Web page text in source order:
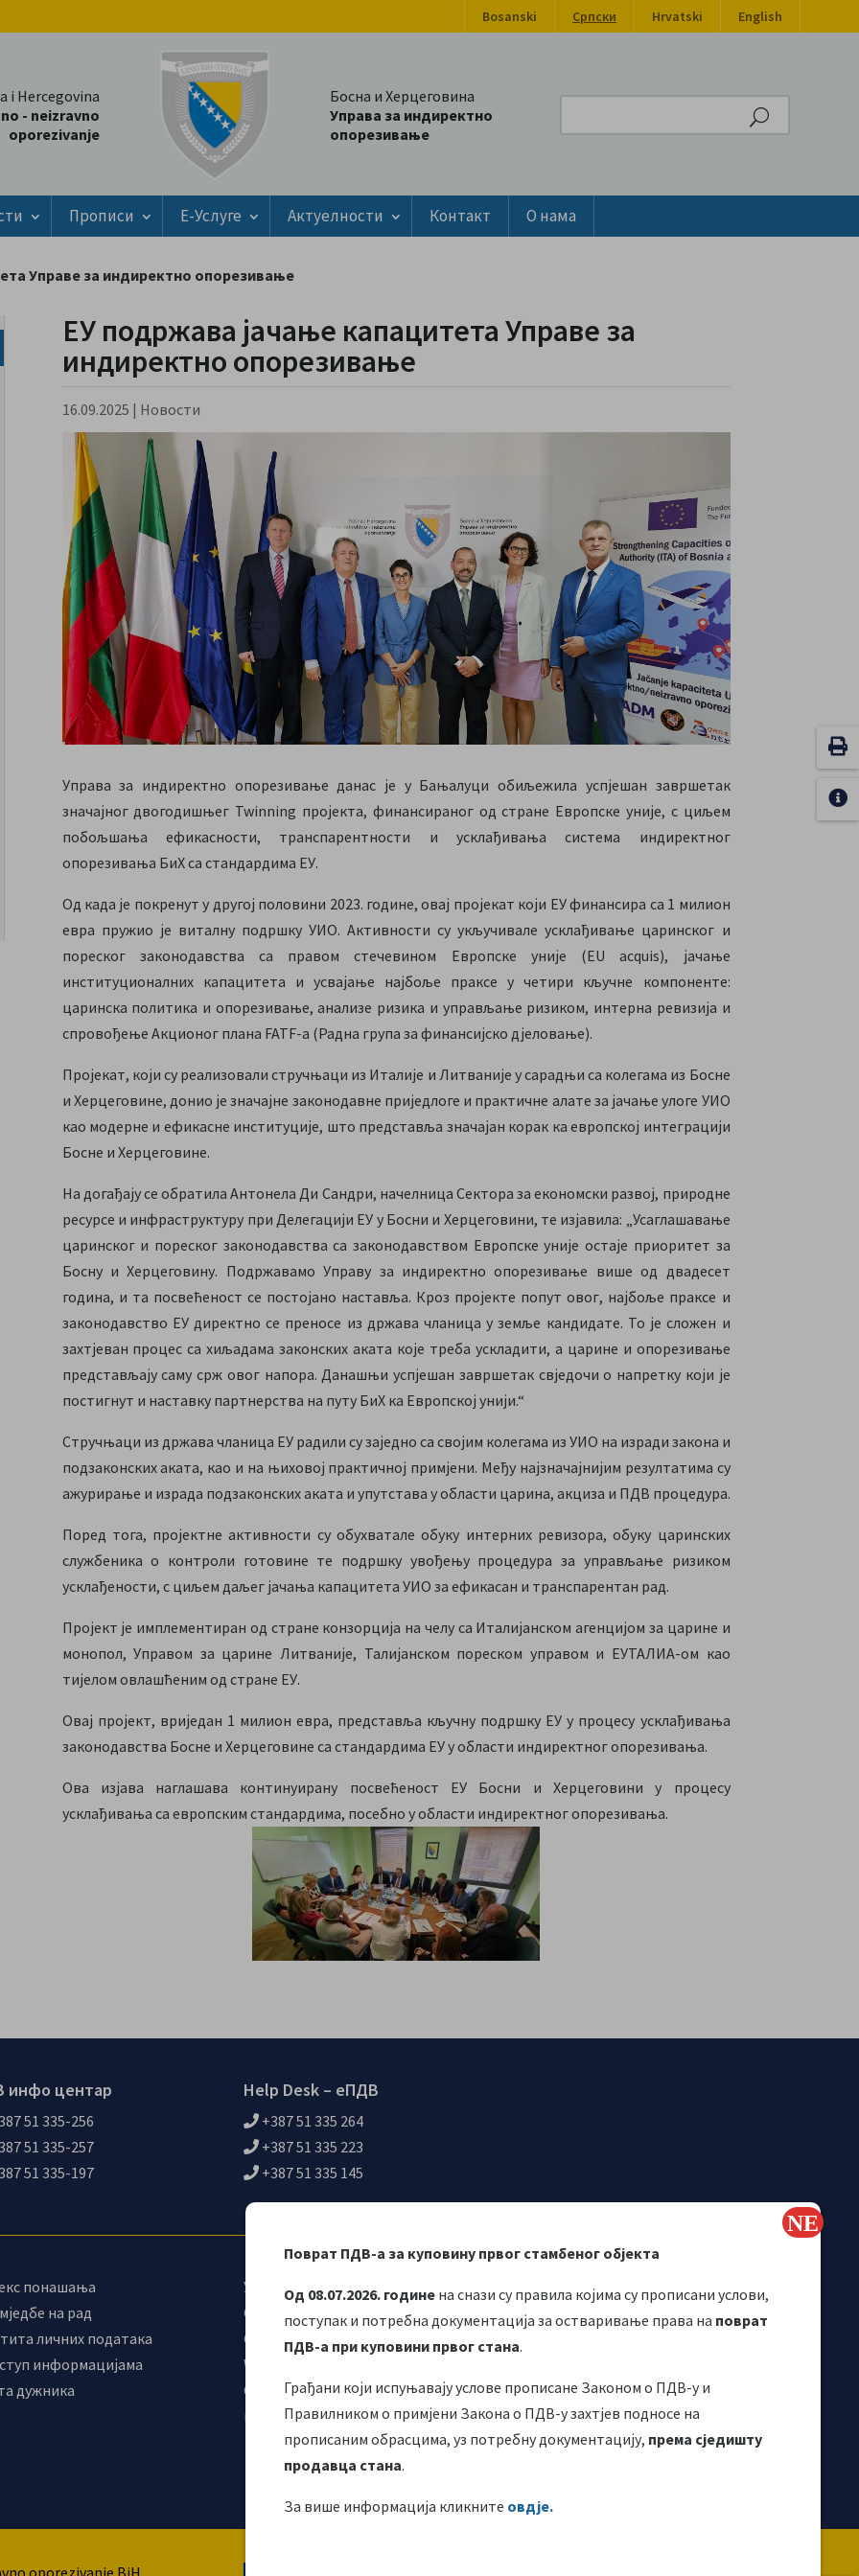
Поврат ПДВ-а за куповину првог стамбеног објекта
Од 08.07.2026. године на снази су правила којима су прописани услови,
поступак и потребна документација за остваривање права на поврат
ПДВ-а при куповини првог стана.
Грађани који испуњавају услове прописане Законом о ПДВ-у и
Правилником о примјени Закона о ПДВ-у захтјев подносе на
прописаним обрасцима, уз потребну документацију, према сједишту
продавца стана.
За више информација кликните овдје.
Bosanski Српски Hrvatski English
i Hercegovina
- neizravno
oporezivanje
Босна и Херцеговина
Управа за индиректно
опорезивање
Прописи Е-Услуге Актуелности Контакт О нама
Управе за индиректно опорезивање
ЕУ подржава јачање капацитета Управе за
индиректно опорезивање
16.09.2025 | Новости
Управа за индиректно опорезивање данас је у Бањалуци обиљежила успјешан завршетак
значајног двогодишњег Twinning пројекта, финансираног од стране Европске уније, с циљем
побољшања ефикасности, транспарентности и усклађивања система индиректног
опорезивања БиХ са стандардима ЕУ.
Од када је покренут у другој половини 2023. године, овај пројекат који ЕУ финансира са 1 милион
евра пружио је виталну подршку УИО. Активности су укључивале усклађивање царинског и
пореског законодавства са правом стечевином Европске уније (EU acquis), јачање
институционалних капацитета и усвајање најбоље праксе у четири кључне компоненте:
царинска политика и опорезивање, анализе ризика и управљање ризиком, интерна ревизија и
спровођење Акционог плана FATF-а (Радна група за финансијско дјеловање).
Пројекат, који су реализовали стручњаци из Италије и Литваније у сарадњи са колегама из Босне
и Херцеговине, донио је значајне законодавне приједлоге и практичне алате за јачање улоге УИО
као модерне и ефикасне институције, што представља значајан корак ка европској интеграцији
Босне и Херцеговине.
На догађају се обратила Антонела Ди Сандри, начелница Сектора за економски развој, природне
ресурсе и инфраструктуру при Делегацији ЕУ у Босни и Херцеговини, те изјавила: „Усаглашавање
царинског и пореског законодавства са законодавством Европске уније остаје приоритет за
Босну и Херцеговину. Подржавамо Управу за индиректно опорезивање више од двадесет
година, и та посвећеност се постојано наставља. Кроз пројекте попут овог, најбоље праксе и
законодавство ЕУ директно се преносе из држава чланица у земље кандидате. То је сложен и
захтјеван процес са хиљадама законских аката које треба ускладити, а царине и опорезивање
представљају саму срж овог напора. Данашњи успјешан завршетак свједочи о напретку који је
постигнут и наставку партнерства на путу БиХ ка Европској унији.“
Стручњаци из држава чланица ЕУ радили су заједно са својим колегама из УИО на изради закона и
подзаконских аката, као и на њиховој практичној примјени. Међу најзначајнијим резултатима су
ажурирање и израда подзаконских аката и упутстава у области царина, акциза и ПДВ процедура.
Поред тога, пројектне активности су обухватале обуку интерних ревизора, обуку царинских
службеника о контроли готовине те подршку увођењу процедура за управљање ризиком
усклађености, с циљем даљег јачања капацитета УИО за ефикасан и транспарентан рад.
Пројект је имплементиран од стране конзорција на челу са Италијанском агенцијом за царине и
монопол, Управом за царине Литваније, Талијанском пореском управом и ЕУТАЛИА-ом као
тијелом овлашћеним од стране ЕУ.
Овај пројект, вриједан 1 милион евра, представља кључну подршку ЕУ у процесу усклађивања
законодавства Босне и Херцеговине са стандардима ЕУ у области индиректног опорезивања.
Ова изјава наглашава континуирану посвећеност ЕУ Босни и Херцеговини у процесу
усклађивања са европским стандардима, посебно у области индиректног опорезивања.
инфо центар
51 335-256
51 335-257
51 335-197
Help Desk – еПДВ
+387 51 335 264
+387 51 335 223
+387 51 335 145
понашања
на рад
личних података
информацијама
дужника
Управни одбор
Синдикат УИО
Самостални синдикат УИО
Webmail
Одјељење за
макроекономску анализу
Корисни линкови
oporezivanje BiH